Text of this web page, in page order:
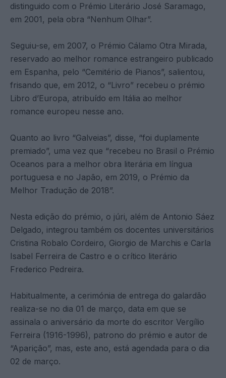
distinguido com o Prémio Literário José Saramago,
em 2001, pela obra “Nenhum Olhar”.
Seguiu-se, em 2007, o Prémio Cálamo Otra Mirada,
reservado ao melhor romance estrangeiro publicado
em Espanha, pelo “Cemitério de Pianos”, salientou,
frisando que, em 2012, o “Livro” recebeu o prémio
Libro d’Europa, atribuído em Itália ao melhor
romance europeu nesse ano.
Quanto ao livro “Galveias”, disse, “foi duplamente
premiado”, uma vez que “recebeu no Brasil o Prémio
Oceanos para a melhor obra literária em língua
portuguesa e no Japão, em 2019, o Prémio da
Melhor Tradução de 2018”.
Nesta edição do prémio, o júri, além de Antonio Sáez
Delgado, integrou também os docentes universitários
Cristina Robalo Cordeiro, Giorgio de Marchis e Carla
Isabel Ferreira de Castro e o crítico literário
Frederico Pedreira.
Habitualmente, a cerimónia de entrega do galardão
realiza-se no dia 01 de março, data em que se
assinala o aniversário da morte do escritor Vergílio
Ferreira (1916-1996), patrono do prémio e autor de
“Aparição”, mas, este ano, está agendada para o dia
02 de março.